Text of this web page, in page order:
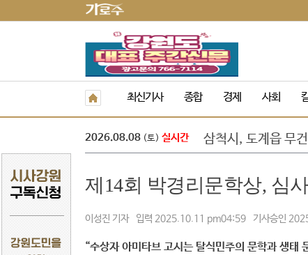
최신기사 종합 경제 사회
2026.08.08 (토) 실시간
정선군, 아우라지
삼척시, 도계읍 무
강은선, 장분남, 최
‘제10회 홍천강 별
폭염 속 야외 주차
정선군, 아우라지
제14회 박경리문학상, 심
이성진 기자 입력 2025.10.11 pm04:59 기사승인
“수상자 아미타브 고시는 탈식민주의 문학과 생태